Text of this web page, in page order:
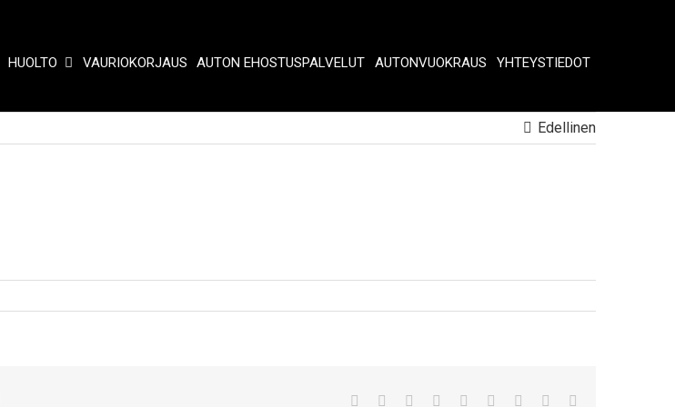
HUOLTO VAURIOKORJAUS AUTON EHOSTUSPALVELUT AUTONVUOKRAUS YHTEYSTIEDOT
Edellinen
Facebook
TwitterReddit LinkedInWhatsApp
TumblrPinterest